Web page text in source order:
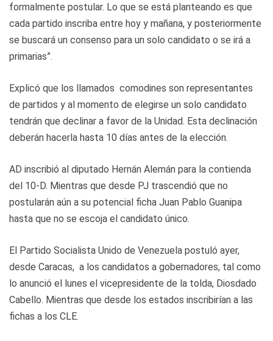
formalmente postular. Lo que se está planteando es que
cada partido inscriba entre hoy y mañana, y posteriormente
se buscará un consenso para un solo candidato o se irá a
primarias”.
Explicó que los llamados comodines son representantes
de partidos y al momento de elegirse un solo candidato
tendrán que declinar a favor de la Unidad. Esta declinación
deberán hacerla hasta 10 días antes de la elección.
AD inscribió al diputado Hernán Alemán para la contienda
del 10-D. Mientras que desde PJ trascendió que no
postularán aún a su potencial ficha Juan Pablo Guanipa
hasta que no se escoja el candidato único.
El Partido Socialista Unido de Venezuela postuló ayer,
desde Caracas, a los candidatos a gobernadores, tal como
lo anunció el lunes el vicepresidente de la tolda, Diosdado
Cabello. Mientras que desde los estados inscribirían a las
fichas a los CLE.